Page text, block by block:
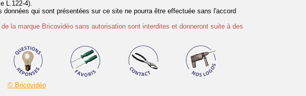
L.122-4).
qui sont présentées sur ce site ne pourra être effectuée sans l'accord
la marque Bricovidéo sans autorisation sont interdites et donneront suite à des
© Bricovidéo